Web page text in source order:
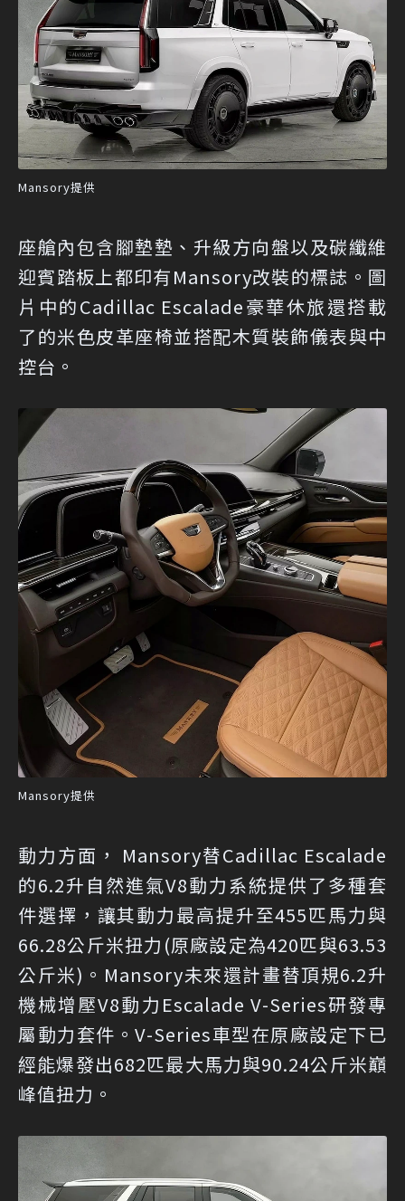
Mansory提供
座艙內包含腳墊墊、升級方向盤以及碳纖維
迎賓踏板上都印有Mansory改裝的標誌。圖
片中的Cadillac Escalade豪華休旅還搭載
了的米色皮革座椅並搭配木質裝飾儀表與中
控台。
Mansory提供
動力方面， Mansory替Cadillac Escalade
的6.2升自然進氣V8動力系統提供了多種套
件選擇，讓其動力最高提升至455匹馬力與
66.28公斤米扭力(原廠設定為420匹與63.53
公斤米)。Mansory未來還計畫替頂規6.2升
機械增壓V8動力Escalade V-Series研發專
屬動力套件。V-Series車型在原廠設定下已
經能爆發出682匹最大馬力與90.24公斤米巔
峰值扭力。